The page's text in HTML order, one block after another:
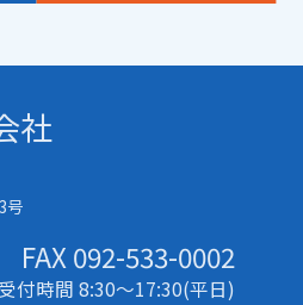
社
号
FAX 092-533-0002
受付時間 8:30～17:30(平日)